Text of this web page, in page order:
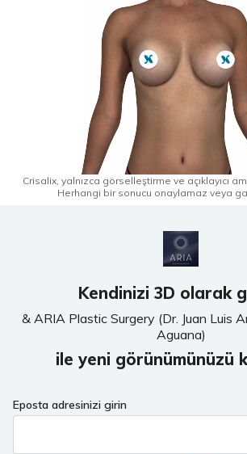
Crisalix, yalnızca görselleştirme ve açıklayıcı
Herhangi bir sonucu onaylamaz veya
Kendinizi 3D olarak
& ARIA Plastic Surgery (Dr. Juan Luis
Aguana)
ile yeni görünümünüzü
Eposta adresinizi girin